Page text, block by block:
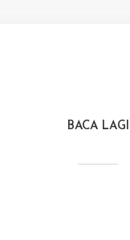
BACA LAGI